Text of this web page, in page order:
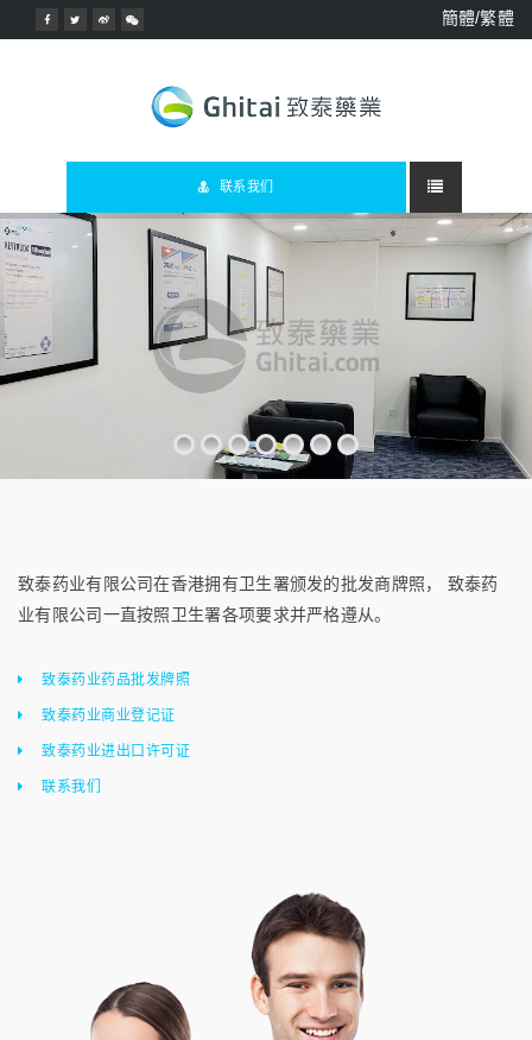
簡體/繁體
联系我们
致泰药业有限公司在香港拥有卫生署颁发的批发商牌照， 致泰药
业有限公司一直按照卫生署各项要求并严格遵从。
致泰药业药品批发牌照
致泰药业商业登记证
致泰药业进出口许可证
联系我们